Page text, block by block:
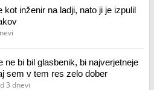
kot inženir na ladji, nato ji je izpulil
ne bi bil glasbenik, bi najverjetneje
sem v tem res zelo dober
3 dnevi